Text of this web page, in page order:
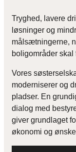
Tryghed, lavere
løsninger og
målsætningerne,
boligområder skal
Vores
moderniserer og
pladser. En
dialog med
giver grundlaget
økonomi og